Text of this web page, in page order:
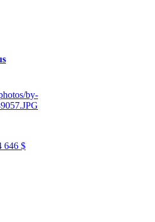
by-
646 $